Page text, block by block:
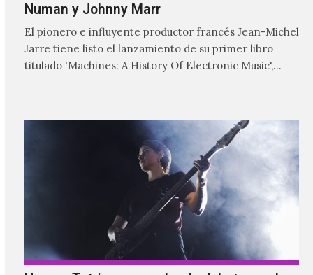
Numan y Johnny Marr
El pionero e influyente productor francés Jean-Michel
Jarre tiene listo el lanzamiento de su primer libro
titulado 'Machines: A History Of Electronic Music',